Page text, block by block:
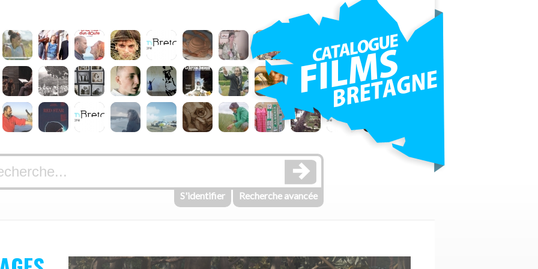
S'identifier Recherche avancée